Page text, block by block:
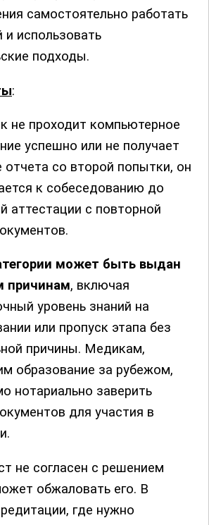
самостоятельно работать
использовать
подходы.
:
не проходит компьютерное
успешно или не получает
отчета со второй попытки, он
к собеседованию до
аттестации с повторной
может быть выдан
причинам, включая
уровень знаний на
или пропуск этапа без
причины. Медикам,
образование за рубежом,
нотариально заверить
для участия в
не согласен с решением
обжаловать его. В
где нужно